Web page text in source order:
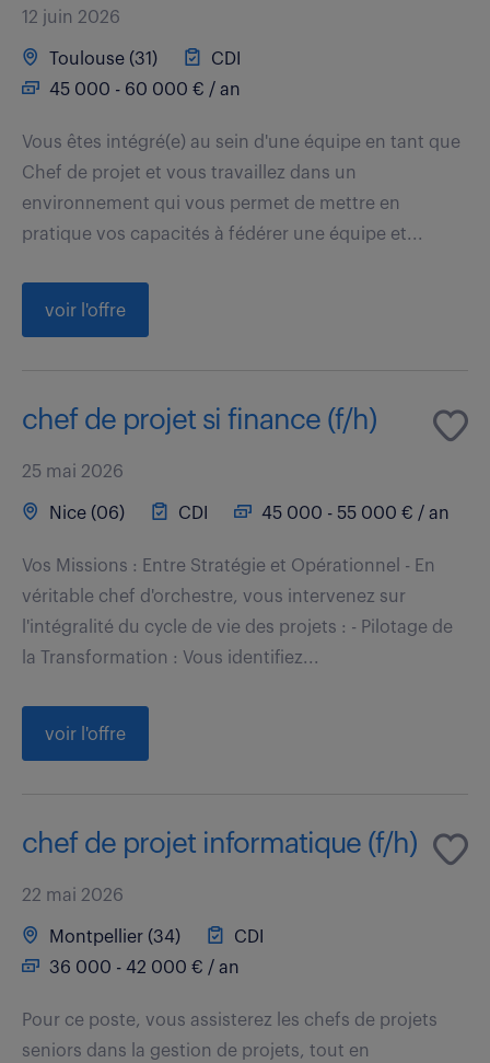
12 juin 2026
Toulouse (31)
CDI
45 000 - 60 000 € / an
Vous êtes intégré(e) au sein d'une équipe en tant que
Chef de projet et vous travaillez dans un
environnement qui vous permet de mettre en
pratique vos capacités à fédérer une équipe et...
voir l'offre
chef de projet si finance (f/h)
25 mai 2026
Nice (06) CDI 45 000 - 55 000 € / an
Vos Missions : Entre Stratégie et Opérationnel - En
véritable chef d'orchestre, vous intervenez sur
l'intégralité du cycle de vie des projets : - Pilotage de
la Transformation : Vous identifiez...
voir l'offre
chef de projet informatique (f/h)
22 mai 2026
Montpellier (34)
CDI
36 000 - 42 000 € / an
Pour ce poste, vous assisterez les chefs de projets
seniors dans la gestion de projets, tout en